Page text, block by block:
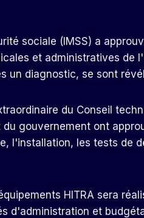
sociale (IMSS) a
et administratives de
un diagnostic, se sont
du Conseil
gouvernement ont
l'installation, les tests de
HITRA sera
d'administration et